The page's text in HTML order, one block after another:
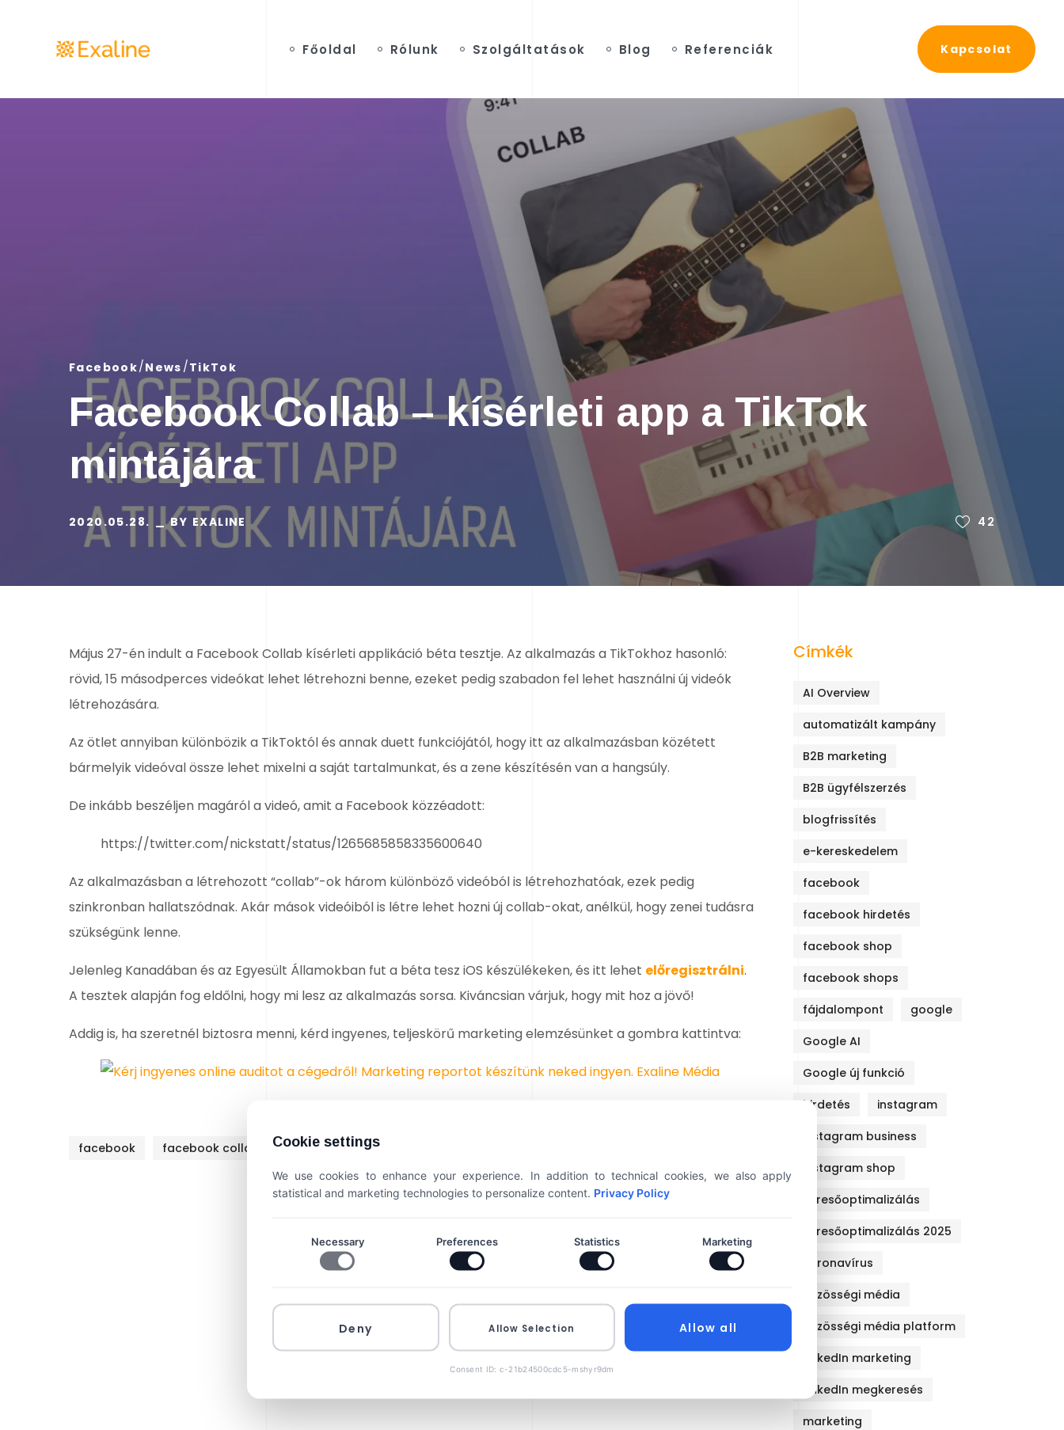
Főoldal Rólunk Szolgáltatások Blog Referenciák Kapcsolat
Facebook News TikTok
Facebook Collab – kísérleti app a TikTok
mintájára
2020.05.28. BY EXALINE 42
Május 27-én indult a Facebook Collab kísérleti applikáció béta tesztje. Az alkalmazás a TikTokhoz hasonló:
rövid, 15 másodperces videókat lehet létrehozni benne, ezeket pedig szabadon fel lehet használni új videók
létrehozására.
Az ötlet annyiban különbözik a TikToktól és annak duett funkciójától, hogy itt az alkalmazásban közétett
bármelyik videóval össze lehet mixelni a saját tartalmunkat, és a zene készítésén van a hangsúly.
De inkább beszéljen magáról a videó, amit a Facebook közzéadott:
https://twitter.com/nickstatt/status/1265685858335600640
Az alkalmazásban a létrehozott “collab”-ok három különböző videóból is létrehozhatóak, ezek pedig
szinkronban hallatszódnak. Akár mások videóiból is létre lehet hozni új collab-okat, anélkül, hogy zenei tudásra
szükségünk lenne.
Jelenleg Kanadában és az Egyesült Államokban fut a béta tesz iOS készülékeken, és itt lehet előregisztrálni.
A tesztek alapján fog eldőlni, hogy mi lesz az alkalmazás sorsa. Kiváncsian várjuk, hogy mit hoz a jövő!
Addig is, ha szeretnél biztosra menni, kérd ingyenes, teljeskörű marketing elemzésünket a gombra kattintva:
facebook facebook collab tiktok
Címkék
AI Overview
automatizált kampány
B2B marketing
B2B ügyfélszerzés
blogfrissítés
e-kereskedelem
facebook
facebook hirdetés
facebook shop
facebook shops
fájdalompont
google
Google AI
Google új funkció
hirdetés
instagram
instagram business
instagram shop
keresőoptimalizálás
keresőoptimalizálás 2025
koronavírus
közösségi média
közösségi média platform
LinkedIn marketing
LinkedIn megkeresés
marketing
Cookie settings
We use cookies to enhance your experience. In addition to technical cookies, we also apply
statistical and marketing technologies to personalize content. Privacy Policy
Necessary Preferences Statistics Marketing
Deny Allow Selection Allow all
Consent ID: c-21b24500cdc5-mshyr9dm